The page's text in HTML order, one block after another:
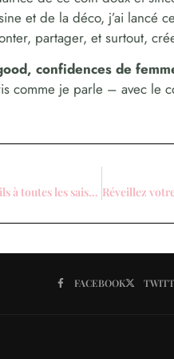
et de la déco, j’ai lancé
partager, et surtout,
confidences de
comme je parle – avec le
Les mocassins pour femme conviennent-ils à toutes les saisons ?
FACEBOOK